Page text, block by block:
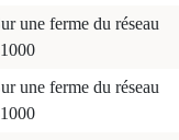
une ferme du réseau
une ferme du réseau